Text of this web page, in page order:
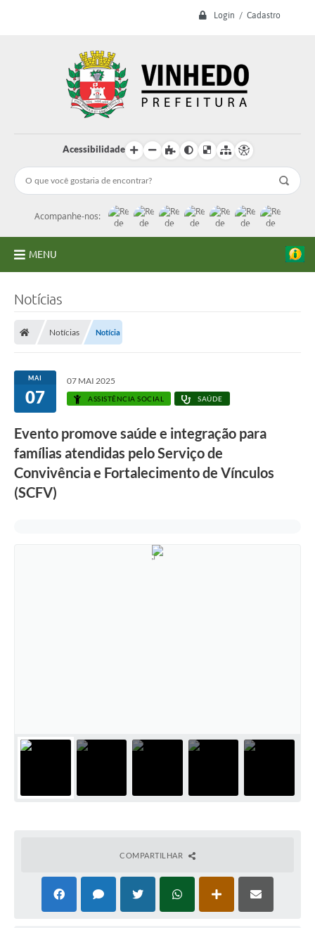
Login / Cadastro
Acessibilidade
Acompanhe-nos:
MENU
Licitações
Transparência
Concursos e Processos Seletivos
Tributos Online
Transporte Coletivo Municipal (Horários e
Listagem dos CEPs de Vinhedo
Associação dos Servidores Públicos Municipais de
Notícias
Notícias Notícia
MAI
07
07 MAI 2025
ASSISTÊNCIA SOCIAL SAÚDE
Evento promove saúde e integração para
famílias atendidas pelo Serviço de
Convivência e Fortalecimento de Vínculos
(SCFV)
COMPARTILHAR